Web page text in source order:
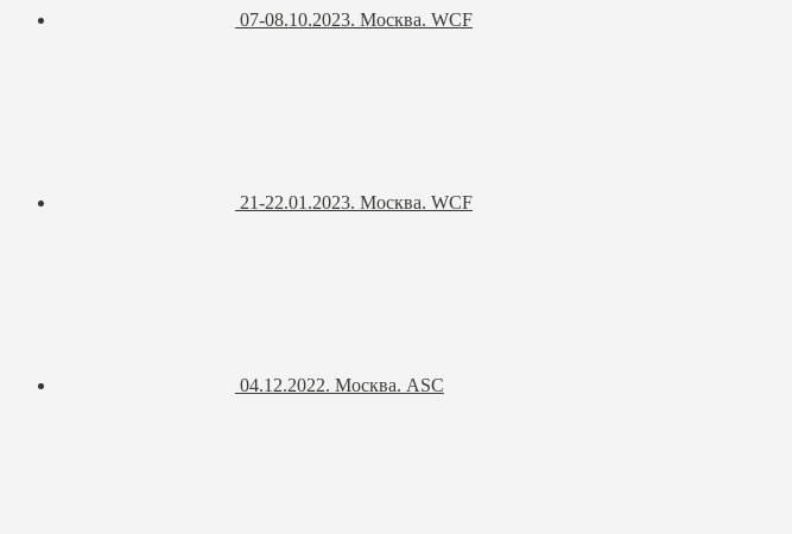
07-08.10.2023. Москва. WCF
21-22.01.2023. Москва. WCF
04.12.2022. Москва. ASC